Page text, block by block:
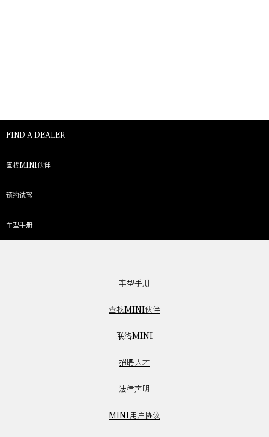
FIND A DEALER
查找MINI伙伴
预约试驾
车型手册
车型手册
查找MINI伙伴
联络MINI
招聘人才
法律声明
MINI用户协议